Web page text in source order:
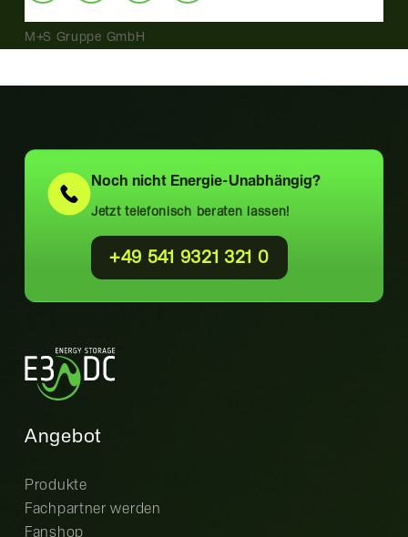
M+S Gruppe GmbH
Noch nicht Energie-Unabhängig?
Jetzt telefonisch beraten lassen!
+49 541 9321 321 0
Angebot
Produkte
Fachpartner werden
Fanshop